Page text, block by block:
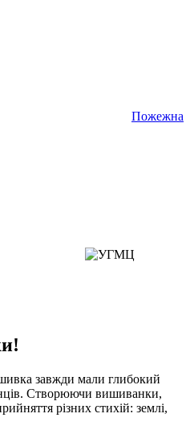
Пожежна
завжди мали глибокий
Створюючи вишиванки,
різних стихій: землі,